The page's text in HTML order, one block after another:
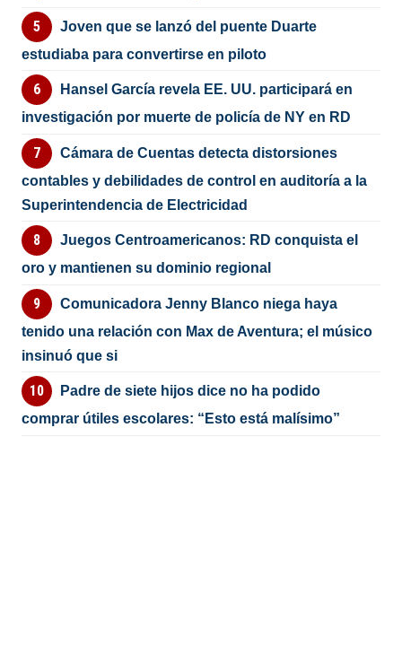
Joven que se lanzó del puente Duarte
estudiaba para convertirse en piloto
Hansel García revela EE. UU. participará en
investigación por muerte de policía de NY en RD
Cámara de Cuentas detecta distorsiones
contables y debilidades de control en auditoría a la
Superintendencia de Electricidad
Juegos Centroamericanos: RD conquista el
oro y mantienen su dominio regional
Comunicadora Jenny Blanco niega haya
tenido una relación con Max de Aventura; el músico
insinuó que si
Padre de siete hijos dice no ha podido
comprar útiles escolares: “Esto está malísimo”